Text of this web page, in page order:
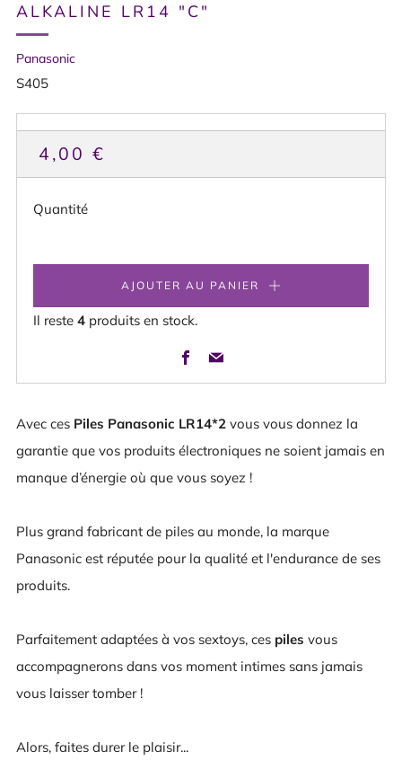
ALKALINE LR14 "C"
Panasonic
S405
PRIX
HABITUEL
4,00 €
Quantité
AJOUTER AU PANIER
Il reste 4 produits en stock.
Facebook
Email
Avec ces Piles Panasonic LR14*2 vous vous donnez la
garantie que vos produits électroniques ne soient jamais en
manque d’énergie où que vous soyez !
Plus grand fabricant de piles au monde, la marque
Panasonic est réputée pour la qualité et l'endurance de ses
produits.
Parfaitement adaptées à vos sextoys, ces piles vous
accompagnerons dans vos moment intimes sans jamais
vous laisser tomber !
Alors, faites durer le plaisir...